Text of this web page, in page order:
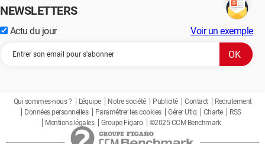
NEWSLETTERS
Actu du jour Voir un exemple
Qui sommes-nous ? L'équipe Notre société Publicité Contact
Recrutement
Données personnelles
Paramétrer les cookies Gérer Utiq Charte
RSS
Mentions légales
Groupe Figaro ©2025 CCM Benchmark